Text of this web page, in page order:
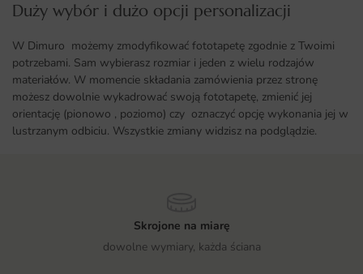
Duży wybór i dużo opcji personalizacji ​
W Dimuro możemy zmodyfikować fototapetę zgodnie z Twoimi
potrzebami. Sam wybierasz rozmiar i jeden z wielu rodzajów
materiałów. W momencie składania zamówienia przez stronę
możesz dowolnie wykadrować swoją fototapetę, zmienić jej
orientację (pionowo , poziomo) czy oznaczyć opcję wykonania jej w
lustrzanym odbiciu. Wszystkie zmiany widzisz na podglądzie.
Skrojone na miarę
dowolne wymiary, każda ściana